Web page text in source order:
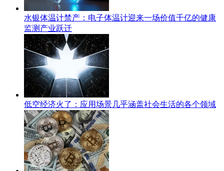
水银体温计禁产：电子体温计迎来一场价值千亿的健康
监测产业跃迁
低空经济火了：应用场景几乎涵盖社会生活的各个领域